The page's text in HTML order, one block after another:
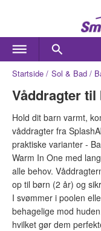
Startside Sol & Bad
Våddragter til
Hold dit barn varmt,
våddragter fra
praktiske varianter -
Warm In One med
alle behov.
op til børn (2 år) og
I svømmer i poolen
behagelige mod
hvilket gør dem